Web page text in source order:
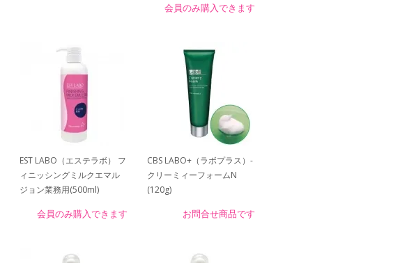
会員のみ購入できます
EST LABO（エステラボ） フ
ィニッシングミルクエマル
ジョン業務用(500ml)
会員のみ購入できます
CBS LABO+（ラボプラス）-
クリーミィーフォームN
(120g)
お問合せ商品です